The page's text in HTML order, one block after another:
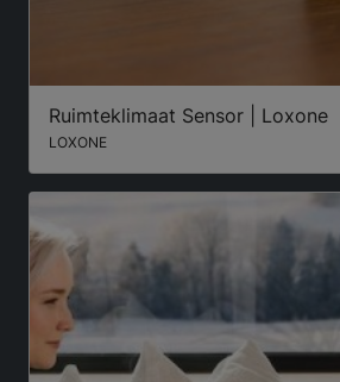
Ruimteklimaat Sensor | Loxone
LOXONE